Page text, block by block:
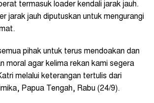
termasuk loader kendali jarak jauh.
jarak jauh diputuskan untuk mengurangi
pihak untuk terus mendoakan dan
moral agar kelima rekan kami segera
melalui keterangan tertulis dari
Papua Tengah, Rabu (24/9).